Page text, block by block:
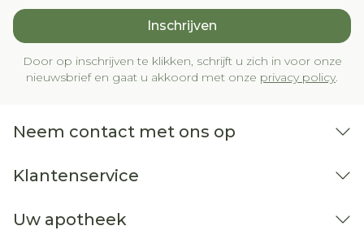
Inschrijven
Door op inschrijven te klikken, schrijft u zich in voor onze
nieuwsbrief en gaat u akkoord met onze privacy policy.
Neem contact met ons op
Klantenservice
Uw apotheek